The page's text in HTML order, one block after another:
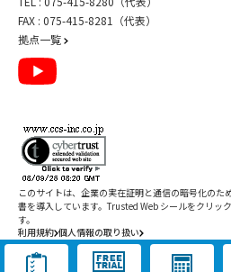
FAX : 075-415-8281（代表）
拠点一覧
利用規約 個人情報の取り扱い
Copyright ©
2026CCS Inc. All Rights Reserved.
このサイトは、企業の実在証明と通信の暗号化のた
書を導入しています。Trusted Web シールをクリッ
す。